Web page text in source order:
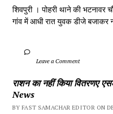
शिवपुरी‎ । पोहरी थाने की
गांव में‎ आधी रात युवक डीजे बजाकर‎
		Leave a Comment
राशन का नहीं किया वितरणए
News
BY FAST SAMACHAR EDITOR ON